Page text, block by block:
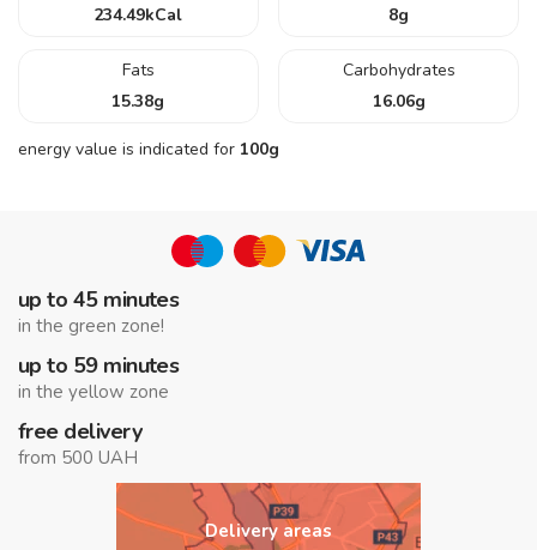
234.49kCal
8g
Fats
15.38g
Carbohydrates
16.06g
energy value is indicated for 100g
up to 45 minutes
in the green zone!
up to 59 minutes
in the yellow zone
free delivery
from 500 UAH
Delivery areas